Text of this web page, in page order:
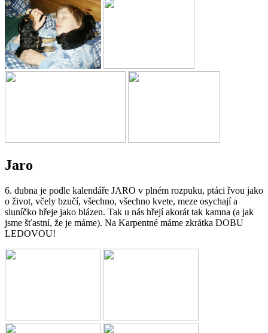
Jaro
6. dubna je podle kalendáře JARO v plném rozpuku, ptáci řvou jako
o život, včely bzučí, všechno, všechno kvete, meze osychají a
sluníčko hřeje jako blázen. Tak u nás hřejí akorát tak kamna (a jak
jsme šťastní, že je máme). Na Karpentné máme zkrátka DOBU
LEDOVOU!